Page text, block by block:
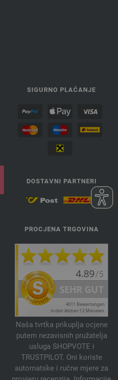
SIGURNO PLAĆANJE
DOSTAVNI PARTNERI
PROCJENA TRGOVINA
Naša tvrtka prikuplja ocjene
putem nezavisnih pružatelja
usluga SHOPVOTE i
TRUSTPILOT. Oni koriste
automatske i ručne mjere za